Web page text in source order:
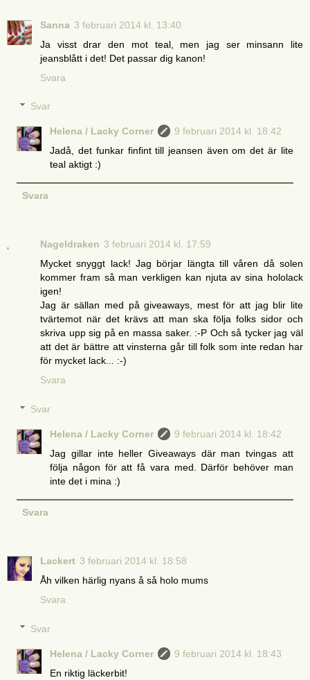
Sanna 3 februari 2014 kl. 13:40
Ja visst drar den mot teal, men jag ser minsann lite
jeansblått i det! Det passar dig kanon!
Svara
Svar
Helena / Lacky Corner
9 februari 2014 kl. 18:42
Jadå, det funkar finfint till jeansen även om det är lite
teal aktigt :)
Svara
Nageldraken 3 februari 2014 kl. 17:59
Mycket snyggt lack! Jag börjar längta till våren då solen
kommer fram så man verkligen kan njuta av sina hololack
igen!
Jag är sällan med på giveaways, mest för att jag blir lite
tvärtemot när det krävs att man ska följa folks sidor och
skriva upp sig på en massa saker. :-P Och så tycker jag väl
att det är bättre att vinsterna går till folk som inte redan har
för mycket lack... :-)
Svara
Svar
Helena / Lacky Corner
9 februari 2014 kl. 18:42
Jag gillar inte heller Giveaways där man tvingas att
följa någon för att få vara med. Därför behöver man
inte det i mina :)
Svara
Lackert 3 februari 2014 kl. 18:58
Åh vilken härlig nyans å så holo mums
Svara
Svar
Helena / Lacky Corner
9 februari 2014 kl. 18:43
En riktig läckerbit!